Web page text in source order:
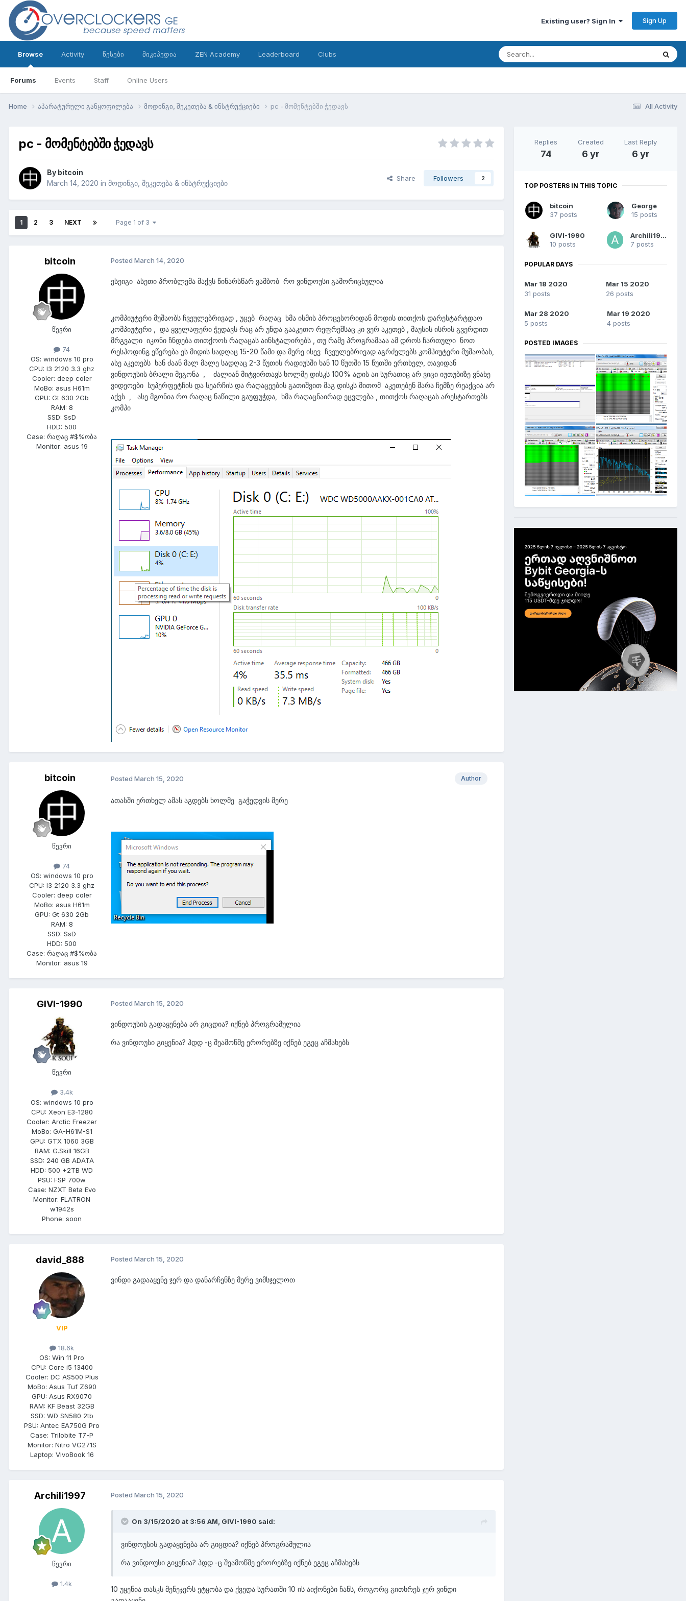
Existing user? Sign In Sign Up
Browse
Forums Events Staff Online Users
Activity წესები მიკიპედია ZEN Academy Leaderboard Clubs
All Activity
Home აპარატურული განყოფილება მოდინგი, შეკეთება & ინსტრუქციები pc - მომენტებში ჭედავს
pc - მომენტებში ჭედავს
By bitcoin
March 14, 2020 in მოდინგი, შეკეთება & ინსტრუქციები
Share Followers 2
1 2 3 NEXT Page 1 of 3
bitcoin
წევრი
74
OS: windows 10 pro
CPU: I3 2120 3.3 ghz
Cooler: deep coler
MoBo: asus H61m
GPU: Gt 630 2Gb
RAM: 8
SSD: SsD
HDD: 500
Case: რაღაც #$%ობა
Monitor: asus 19
Posted March 14, 2020
ესეიგი ასეთი პრობლემა მაქვს წინარსწარ ვამბობ რო ვინდოუსი გამორიცხულია
კომპიუტერი მუშაობს ჩვეულებრივად , უცებ რაღაც ხმა ისმის პროცესორიდან მოდის თითქოს დარესტარტდაო
კომპიუტერი , და ყველაფერი ჭედავს რაც არ უნდა გააკეთო რეფრეშსაც კი ვერ აკეთებ , მაუსის ისრის გვერდით
მრგვალი იკონი ჩნდება თითქოოს რაღაცას აინსტალირებს , თუ რამე პროგრამააა ამ დროს ჩართული ნოთ
რესპოდინგ ეწერება ეს მიდის სადღაც 15-20 წამი და მერე ისევ ჩვეულებრივად აგრძელებს კომპიუტერი მუშაობას,
ასე აკეთებს ხან ძაან მალ მალე სადღაც 2-3 წუთის რადიუსში ხან 10 წუთში 15 წუთში ერთხელ, თავიდან
ვინდოუსის ბრალი მეგონა , ძალიან მიტვირთავს ხოლმე დისკს 100% ადის აი სურათიც არ ვიცი იუთუბიზე ვნახე
ვიდეოები სუპერფეტჩის და სეარჩის და რაღაცეების გათიშვით მაგ დისკს მითომ აკეთებენ მარა ჩემზე რეაქცია არ
აქვს , ასე მგონია რო რაღაც ნაწილი გაუფუჭდა, ხმა რაღაცნაირად ეცვლება , თითქოს რაღაცას არესტართებს
კომპი
bitcoin
წევრი
74
OS: windows 10 pro
CPU: I3 2120 3.3 ghz
Cooler: deep coler
MoBo: asus H61m
GPU: Gt 630 2Gb
RAM: 8
SSD: SsD
HDD: 500
Case: რაღაც #$%ობა
Monitor: asus 19
Author
Posted March 15, 2020
ათასში ერთხელ ამას აგდებს ხოლმე გაჭედვის მერე
GIVI-1990
წევრი
3.4k
OS: windows 10 pro
CPU: Xeon E3-1280
Cooler: Arctic Freezer
MoBo: GA-H61M-S1
GPU: GTX 1060 3GB
RAM: G.Skill 16GB
SSD: 240 GB ADATA
HDD: 500 +2TB WD
PSU: FSP 700w
Case: NZXT Beta Evo
Monitor: FLATRON
w1942s
Phone: soon
Posted March 15, 2020
ვინდოუსის გადაყენება არ გიცდია? იქნებ პროგრამულია
რა ვინდოუსი გიყენია? ჰდდ -ც შეამოწმე ერორებზე იქნებ ეგეც აჩმახებს
david_888
VIP
18.6k
OS: Win 11 Pro
CPU: Core i5 13400
Cooler: DC AS500 Plus
MoBo: Asus Tuf Z690
GPU: Asus RX9070
RAM: KF Beast 32GB
SSD: WD SN580 2tb
PSU: Antec EA750G Pro
Case: Trilobite T7-P
Monitor: Nitro VG271S
Laptop: VivoBook 16
Posted March 15, 2020
ვინდი გადააყენე ჯერ და დანარჩენზე მერე ვიმსჯელოთ
Archili1997
წევრი
1.4k
Posted March 15, 2020
On 3/15/2020 at 3:56 AM, GIVI-1990 said:
ვინდოუსის გადაყენება არ გიცდია? იქნებ პროგრამულია
რა ვინდოუსი გიყენია? ჰდდ -ც შეამოწმე ერორებზე იქნებ ეგეც აჩმახებს
10 უყენია თასკს მენეჯერს ეტყობა და ქვედა სურათში 10 ის აიქონები ჩანს, როგორც გითხრეს ჯერ ვინდი
Replies
74
Created
6 yr
Last Reply
6 yr
TOP POSTERS IN THIS TOPIC
bitcoin
37 posts
George
15 posts
GIVI-1990
10 posts
Archili1997
7 posts
POPULAR DAYS
Mar 18 2020
31 posts
Mar 15 2020
26 posts
Mar 28 2020
5 posts
Mar 19 2020
4 posts
POSTED IMAGES